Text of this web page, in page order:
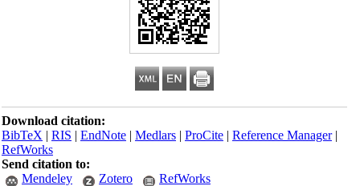
Download citation:
BibTeX|RIS|EndNote|Medlars|ProCite|Reference Manager
RefWorks
Send citation to:
Mendeley
Zotero RefWorks